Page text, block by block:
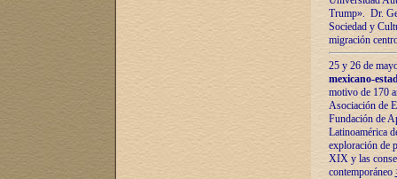
Trump». Dr.
Sociedad y
migración
25 y 26 de
mexicano-
motivo de 170
Asociación de
Fundación de
Latinoamérica
exploración de
XIX y las
contemporáneo